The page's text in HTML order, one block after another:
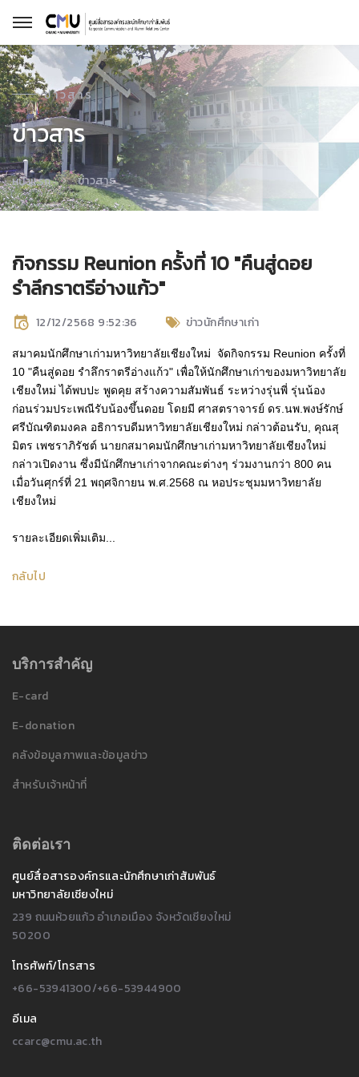
ข่าวสาร
ข่าวสาร
หน้าแรก ข่าวสาร
กิจกรรม Reunion ครั้งที่ 10 "คืนสู่ดอย
รำลึกราตรีอ่างแก้ว"
12/12/2568 9:52:36 ข่าวนักศึกษาเก่า
สมาคมนักศึกษาเก่ามหาวิทยาลัยเชียงใหม่ จัดกิจกรรม Reunion ครั้งที่
10 "คืนสู่ดอย รำลึกราตรีอ่างแก้ว" เพื่อให้นักศึกษาเก่าของมหาวิทยาลัย
เชียงใหม่ ได้พบปะ พูดคุย สร้างความสัมพันธ์ ระหว่างรุ่นพี่ รุ่นน้อง
ก่อนร่วมประเพณีรับน้องขึ้นดอย โดยมี ศาสตราจารย์ ดร.นพ.พงษ์รักษ์
ศรีบัณฑิตมงคล อธิการบดีมหาวิทยาลัยเชียงใหม่ กล่าวต้อนรับ, คุณสุ
มิตร เพชราภิรัชต์ นายกสมาคมนักศึกษาเก่ามหาวิทยาลัยเชียงใหม่
กล่าวเปิดงาน ซึ่งมีนักศึกษาเก่าจากคณะต่างๆ ร่วมงานกว่า 800 คน
เมื่อวันศุกร์ที่ 21 พฤศจิกายน พ.ศ.2568 ณ หอประชุมมหาวิทยาลัย
เชียงใหม่
รายละเอียดเพิ่มเติม...
กลับไป
บริการสำคัญ
E-card
E-donation
คลังข้อมูลภาพและข้อมูลข่าว
สำหรับเจ้าหน้าที่
ติดต่อเรา
ศูนย์สื่อสารองค์กรและนักศึกษาเก่าสัมพันธ์
มหาวิทยาลัยเชียงใหม่
239 ถนนห้วยแก้ว อำเภอเมือง จังหวัดเชียงใหม่
50200
โทรศัพท์/โทรสาร
+66-53941300/+66-53944900
อีเมล
ccarc@cmu.ac.th